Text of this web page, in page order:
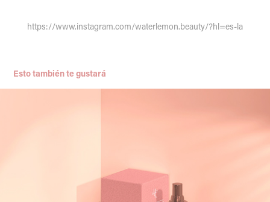
https://www.instagram.com/waterlemon.beauty/?hl=es-la
Esto también te gustará